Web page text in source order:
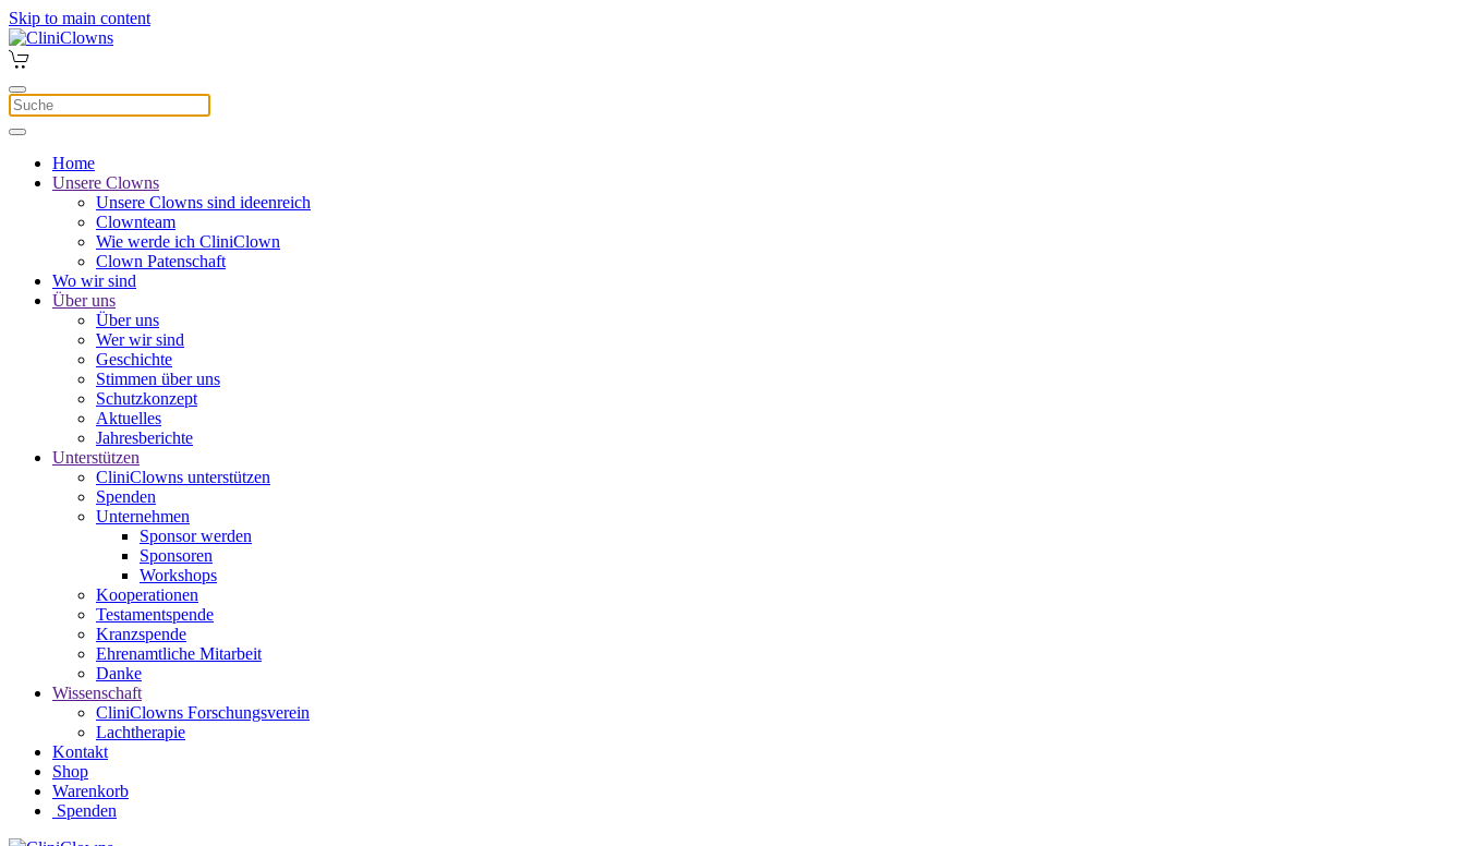
Skip to main content
Home
Unsere Clowns
Unsere Clowns sind ideenreich
Clownteam
Wie werde ich CliniClown
Clown Patenschaft
Wo wir sind
Über uns
Über uns
Wer wir sind
Geschichte
Stimmen über uns
Schutzkonzept
Aktuelles
Jahresberichte
Unterstützen
CliniClowns unterstützen
Spenden
Unternehmen
Sponsor werden
Sponsoren
Workshops
Kooperationen
Testamentspende
Kranzspende
Ehrenamtliche Mitarbeit
Danke
Wissenschaft
CliniClowns Forschungsverein
Lachtherapie
Kontakt
Shop
Warenkorb
Spenden